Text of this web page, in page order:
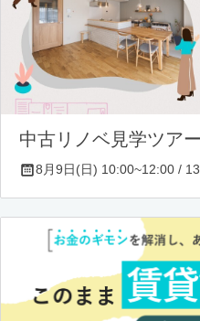
中古リノベ見学ツアー
8月9日(日) 10:00~12:00 /